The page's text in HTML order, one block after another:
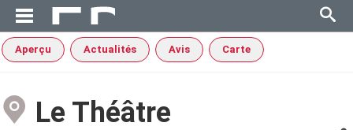
Aperçu Actualités Avis Carte
Le Théâtre